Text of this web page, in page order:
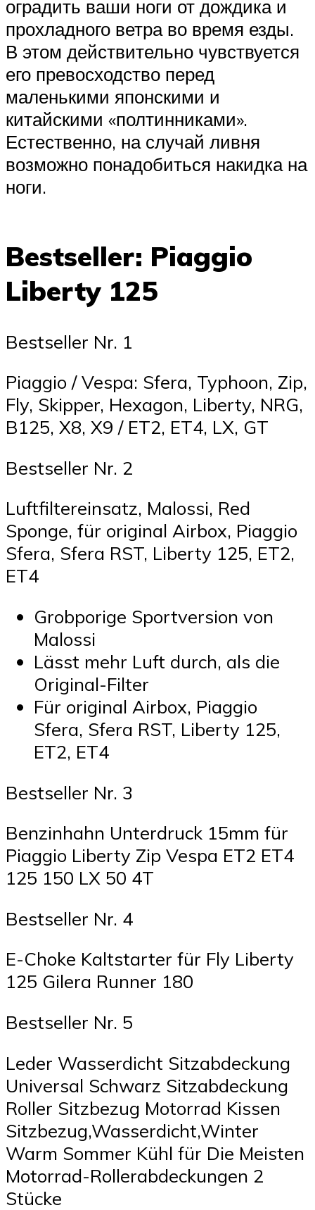
оградить ваши ноги от дождика и
прохладного ветра во время езды.
В этом действительно чувствуется
его превосходство перед
маленькими японскими и
китайскими «полтинниками».
Естественно, на случай ливня
возможно понадобиться накидка на
ноги.
Bestseller: Piaggio
Liberty 125
Bestseller Nr. 1
Piaggio / Vespa: Sfera, Typhoon, Zip,
Fly, Skipper, Hexagon, Liberty, NRG,
B125, X8, X9 / ET2, ET4, LX, GT
Bestseller Nr. 2
Luftfiltereinsatz, Malossi, Red
Sponge, für original Airbox, Piaggio
Sfera, Sfera RST, Liberty 125, ET2,
ET4
Grobporige Sportversion von
Malossi
Lässt mehr Luft durch, als die
Original-Filter
Für original Airbox, Piaggio
Sfera, Sfera RST, Liberty 125,
ET2, ET4
Bestseller Nr. 3
Benzinhahn Unterdruck 15mm für
Piaggio Liberty Zip Vespa ET2 ET4
125 150 LX 50 4T
Bestseller Nr. 4
E-Choke Kaltstarter für Fly Liberty
125 Gilera Runner 180
Bestseller Nr. 5
Leder Wasserdicht Sitzabdeckung
Universal Schwarz Sitzabdeckung
Roller Sitzbezug Motorrad Kissen
Sitzbezug,Wasserdicht,Winter
Warm Sommer Kühl für Die Meisten
Motorrad-Rollerabdeckungen 2
Stücke